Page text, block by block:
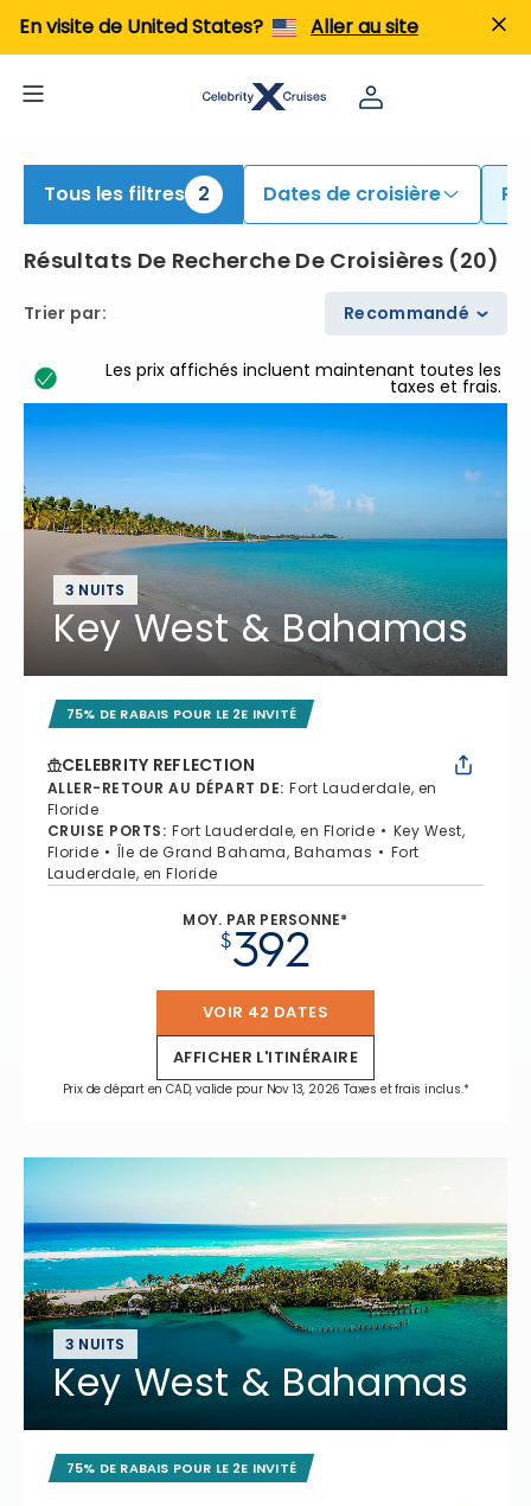
En visite de United States? Aller au site
Tous les filtres 2 Dates de croisière
Résultats De Recherche De Croisières (20)
Trier par: Recommandé
Les prix affichés incluent maintenant toutes les
taxes et frais.
3 NUITS
Key West & Bahamas
75% DE RABAIS POUR LE 2E INVITÉ
CELEBRITY REFLECTION
ALLER-RETOUR AU DÉPART DE: Fort Lauderdale, en
Floride
CRUISE PORTS: Fort Lauderdale, en Floride
Key West,
Floride
Île de Grand Bahama, Bahamas
Fort
Lauderdale, en Floride
MOY. PAR PERSONNE*
$392
VOIR 42 DATES
AFFICHER L'ITINÉRAIRE
Prix de départ en CAD, valide pour Nov 13, 2026 Taxes et frais inclus.*
3 NUITS
Key West & Bahamas
75% DE RABAIS POUR LE 2E INVITÉ